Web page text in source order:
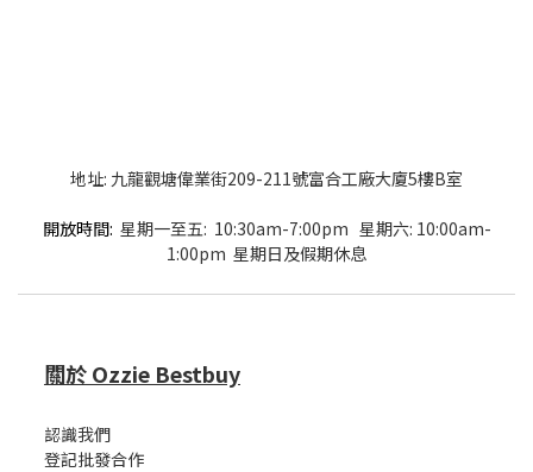
地址: 九龍觀塘偉業街209-211號富合工廠大廈5樓B室
開放時間: 星期一至五: 10:30am-7:00pm 星期六: 10:00am-
1:00pm 星期日及假期休息
關於 Ozzie Bestbuy
認識我們
登記批發合作